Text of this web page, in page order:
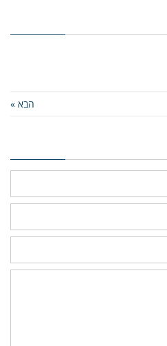
הבא »